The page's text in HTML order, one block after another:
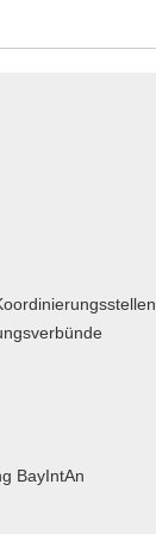
BayIntAn